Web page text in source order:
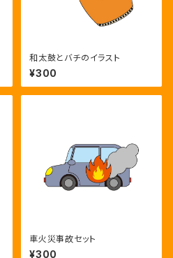
和太鼓とバチのイラスト
¥300
車火災事故セット
¥300